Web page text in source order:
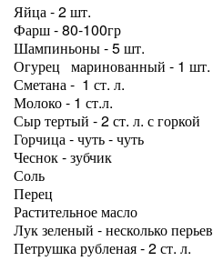
Яйца - 2 шт.
Фарш - 80-100гр
Шампиньоны - 5 шт.
Огурец маринованный - 1 шт.
Сметана - 1 ст. л.
Молоко - 1 ст.л.
Сыр тертый - 2 ст. л. с горкой
Горчица - чуть - чуть
Чеснок - зубчик
Соль
Перец
Растительное масло
Лук зеленый - несколько перьев
Петрушка рубленая - 2 ст. л.